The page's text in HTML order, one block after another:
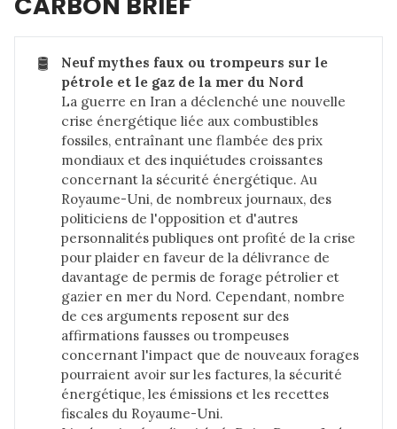
🛢️
Neuf mythes faux ou trompeurs sur le
pétrole et le gaz de la mer du Nord
La guerre en Iran a déclenché une nouvelle
crise énergétique liée aux combustibles
fossiles, entraînantune flambée des prix
mondiaux et des inquiétudes croissantes
concernant la sécurité énergétique. Au
Royaume-Uni, de nombreux journaux, des
politiciens de l'opposition et d'autres
personnalités publiques ont profité de la crise
pour plaider en faveur de la délivrance de
davantage de permis de forage pétrolier et
gazier en mer du Nord. Cependant, nombre
de ces arguments reposent sur des
affirmations fausses ou trompeuses
concernant l'impact que de nouveaux forages
pourraient avoir sur les factures, la sécurité
énergétique, les émissions et les recettes
fiscales du Royaume-Uni.